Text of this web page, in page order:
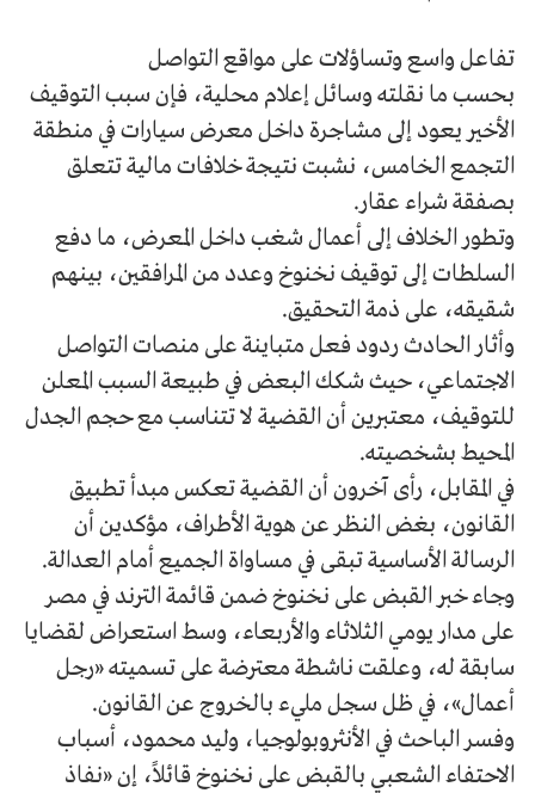
تفاعل واسع وتساؤلات على مواقع التواصل
بحسب ما نقلته وسائل إعلام محلية، فإن سبب التوقيف
الأخير يعود إلى مشاجرة داخل معرض سيارات في منطقة
التجمع الخامس، نشبت نتيجة خلافات مالية تتعلق
بصفقة شراء عقار.
وتطور الخلاف إلى أعمال شغب داخل المعرض، ما دفع
السلطات إلى توقيف نخنوخ وعدد من المرافقين، بينهم
شقيقه، على ذمة التحقيق.
وأثار الحادث ردود فعل متباينة على منصات التواصل
الاجتماعي، حيث شكك البعض في طبيعة السبب المعلن
للتوقيف، معتبرين أن القضية لا تتناسب مع حجم الجدل
المحيط بشخصيته.
في المقابل، رأى آخرون أن القضية تعكس مبدأ تطبيق
القانون، بغض النظر عن هوية الأطراف، مؤكدين أن
الرسالة الأساسية تبقى في مساواة الجميع أمام العدالة.
وجاء خبر القبض على نخنوخ ضمن قائمة الترند في مصر
على مدار يومي الثلاثاء والأربعاء، وسط استعراض لقضايا
سابقة له، وعلقت ناشطة معترضة على تسميته «رجل
أعمال»، في ظل سجل مليء بالخروج عن القانون.
وفسر الباحث في الأنثروبولوجيا، وليد محمود، أسباب
الاحتفاء الشعبي بالقبض على نخنوخ قائلاً، إن «نفاذ